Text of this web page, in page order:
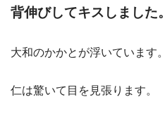
背伸びしてキスしました。
大和のかかとが浮いています。
仁は驚いて目を見張ります。